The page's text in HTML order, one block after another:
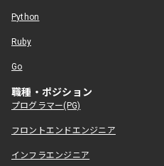
Python
Ruby
Go
職種・ポジション
プログラマー(PG)
フロントエンドエンジニア
インフラエンジニア